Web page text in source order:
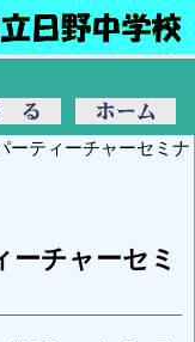
ーティーチャーセミナ
ーチャーセミ